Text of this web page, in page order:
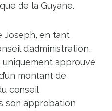
de la Guyane.
Joseph, en tant
d’administration,
uniquement approuvé
montant de
conseil
son approbation